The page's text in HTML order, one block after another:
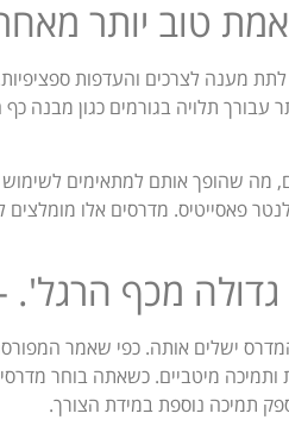
טוב יותר
מענה לצרכים והעדפות
תלויה בגורמים כגון מבנה
שהופך אותם למתאימים לשימוש
פאסייטיס. מדרסים אלו
מכף הרגל'.
ישלים אותה. כפי שאמר
מיטביים. כשאתה בוחר
תמיכה נוספת במידת הצורך.